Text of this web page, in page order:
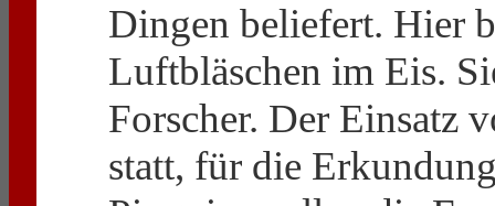
Dingen beliefert. Hier
Luftbläschen im Eis.
Forscher. Der Einsatz
statt, für die